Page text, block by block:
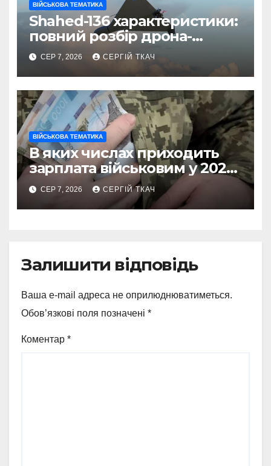
ВІЙСЬКОВА ТЕМАТИКА
Shahed-136 характеристики:
повний розбір дрона-
камікадзе
СЕР 7, 2026 СЕРГІЙ ТКАЧ
ВІЙСЬКОВА ТЕМАТИКА
В яких числах приходить
зарплата військовим у 2026
році
СЕР 7, 2026 СЕРГІЙ ТКАЧ
Залишити відповідь
Ваша e-mail адреса не оприлюднюватиметься.
Обов’язкові поля позначені *
Коментар *